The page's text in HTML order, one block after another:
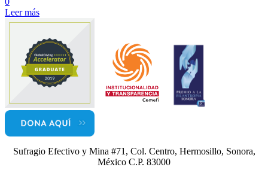
Leer más
Sufragio Efectivo y Mina #71, Col. Centro, Hermosillo, Sonora,
México C.P. 83000